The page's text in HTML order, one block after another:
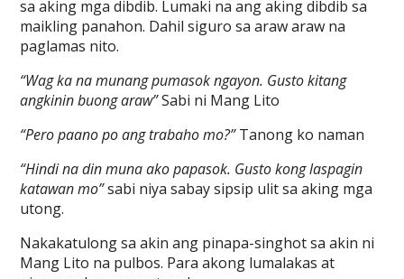
sa aking mga dibdib. Lumaki na ang aking dibdib sa
maikling panahon. Dahil siguro sa araw araw na
paglamas nito.
“Wag ka na munang pumasok ngayon. Gusto kitang
angkinin buong araw”Sabi ni Mang Lito
“Pero paano po ang trabaho mo?”Tanong ko naman
“Hindi na din muna ako papasok. Gusto kong laspagin
katawan mo”sabi niya sabay sipsip ulit sa aking mga
utong.
Nakakatulong sa akin ang pinapa-singhot sa akin ni
Mang Lito na pulbos. Para akong lumalakas at